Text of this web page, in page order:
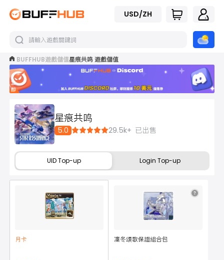
USD/ZH
BUFFHUB遊戲儲值星痕共鸣 遊戲儲值
立
即
入
星痕共鸣
5.0 29.5k+ 已出售
UID Top-up Login Top-up
月卡 凜冬頌歌保證組合包